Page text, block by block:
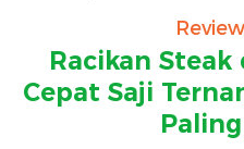
Racikan
Cepat Saji